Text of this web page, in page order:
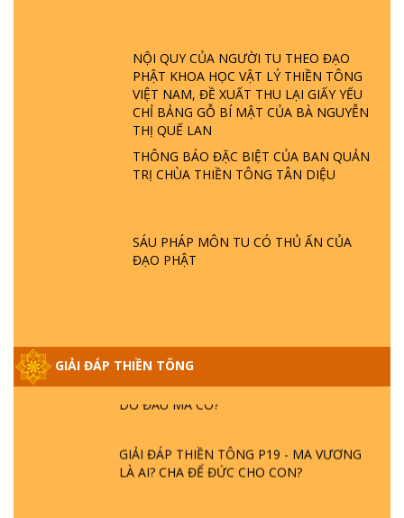
NỘI QUY CỦA NGƯỜI TU THEO ĐẠO
PHẬT KHOA HỌC VẬT LÝ THIỀN TÔNG
VIỆT NAM, ĐỀ XUẤT THU LẠI GIẤY YẾU
CHỈ BẢNG GỖ BÍ MẬT CỦA BÀ NGUYỄN
THỊ QUẾ LAN
THÔNG BÁO ĐẶC BIỆT CỦA BAN QUẢN
TRỊ CHÙA THIỀN TÔNG TÂN DIỆU
SÁU PHÁP MÔN TU CÓ THỦ ẤN CỦA
ĐẠO PHẬT
GIẢI ĐÁP THIỀN TÔNG
LÀ AI? QUỶ SA TĂNG? | TTTD
GIẢI ĐÁP THIỀN TÔNG ĐẶC BIỆT P22 - TẠI
SAO TRÁI ĐẤT NHIỀU THIÊN TAI - LŨ LỤT
- HỎA HOẠN | TTTD
GIẢI ĐÁP THIỀN TÔNG ĐẶC BIỆT PHẦN 20
GIẢI ĐÁP THIỀN TÔNG P19 - MA VƯƠNG
LÀ AI? CHA ĐỂ ĐỨC CHO CON?